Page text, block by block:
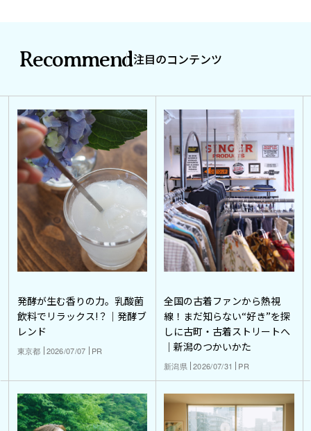
Recommend注目のコンテンツ
発酵が生む香りの力。乳酸菌
飲料でリラックス!？｜発酵ブ
レンド
東京都 2026/07/07 PR
全国の古着ファンから熱視
線！まだ知らない“好き”を探
しに古町・古着ストリートへ
｜新潟のつかいかた
新潟県 2026/07/31 PR